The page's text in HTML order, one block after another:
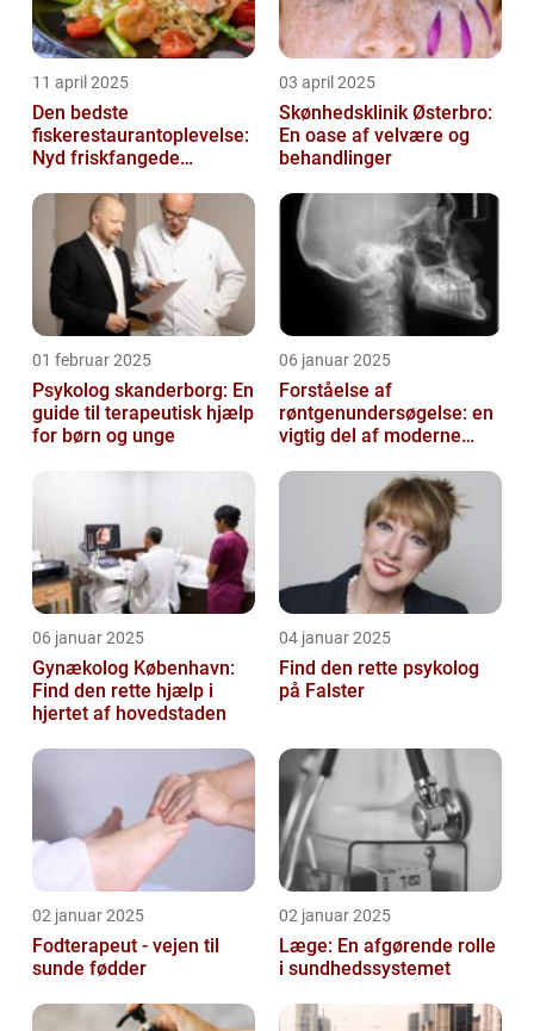
11 april 2025
Den bedste
fiskerestaurantoplevelse:
Nyd friskfangede
03 april 2025
Skønhedsklinik Østerbro:
En oase af velvære og
behandlinger
01 februar 2025
Psykolog skanderborg: En
guide til terapeutisk hjælp
for børn og unge
06 januar 2025
Forståelse af
røntgenundersøgelse: en
vigtig del af moderne
06 januar 2025
Gynækolog København:
Find den rette hjælp i
hjertet af hovedstaden
04 januar 2025
Find den rette psykolog
på Falster
02 januar 2025
Fodterapeut - vejen til
sunde fødder
02 januar 2025
Læge: En afgørende rolle
i sundhedssystemet